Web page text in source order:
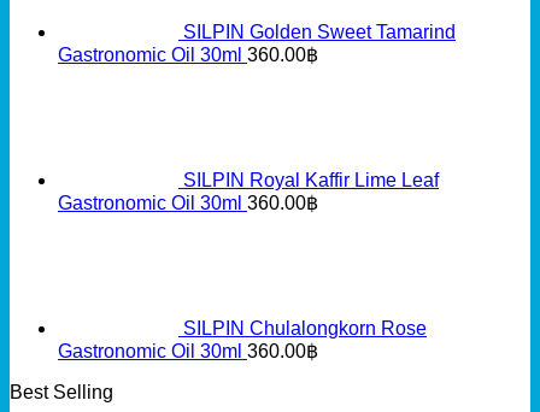
SILPIN Golden Sweet Tamarind
Gastronomic Oil 30ml 360.00฿
SILPIN Royal Kaffir Lime Leaf
Gastronomic Oil 30ml 360.00฿
SILPIN Chulalongkorn Rose
Gastronomic Oil 30ml 360.00฿
Best Selling